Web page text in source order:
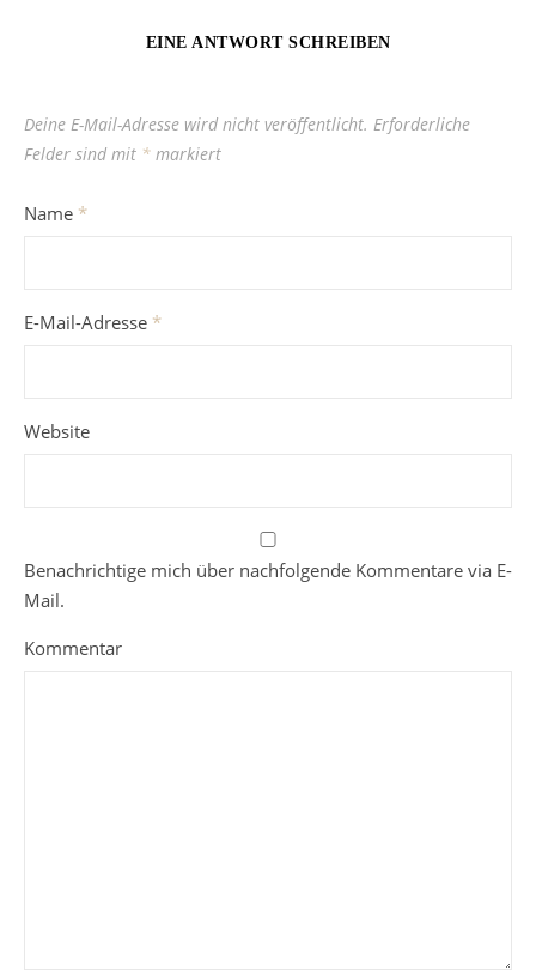
EINE ANTWORT SCHREIBEN
Deine E-Mail-Adresse wird nicht veröffentlicht. Erforderliche
Felder sind mit * markiert
Name *
E-Mail-Adresse *
Website
Benachrichtige mich über nachfolgende Kommentare via E-
Mail.
Kommentar